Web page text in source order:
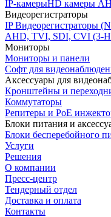
IP-камерыHD камеры
Видеорегистраторы
IP Видеорегистраторы
AHD, TVI, SDI, CVI (3-
Мониторы
Мониторы и панели
Софт для
Аксессуары для
Кронштейны и
Коммутаторы
Репитеры и PoE
Блоки питания и
Блоки бесперебойного
Услуги
Решения
О компании
Пресс-центр
Тендерный отдел
Доставка и оплата
Контакты